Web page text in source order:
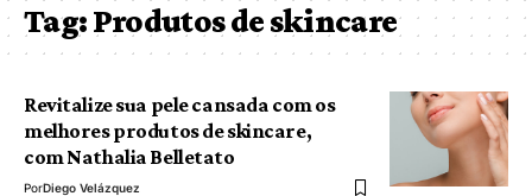
Tag:Produtos de skincare
Revitalize sua pele cansada com os
melhores produtos de skincare,
com Nathalia Belletato
PorDiego Velázquez